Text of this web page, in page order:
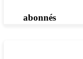
abonnés